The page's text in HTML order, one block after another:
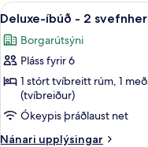
reyklaust
meðalstórt
rúm
Skoða
allar
myndir
fyrir
Deluxe-
íbúð
-
2
8
Deluxe-íbúð - 2
Borgarútsýni
Pláss fyrir 6
1 stórt tvíbreitt rúm, 1
(tvíbreiður)
Ókeypis þráðlaust net
Nánari upplýsingar
Nánari